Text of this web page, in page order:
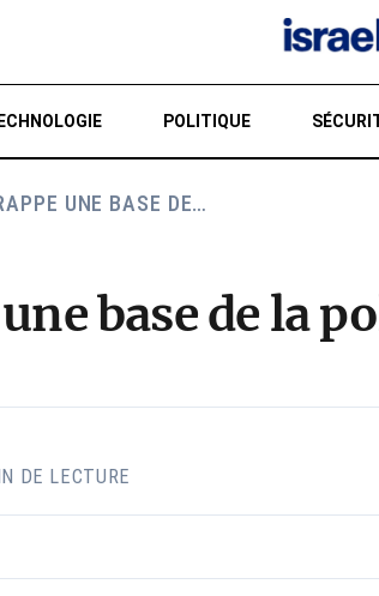
POLITIQUE
UNE BASE DE…
base de la
DE LECTURE